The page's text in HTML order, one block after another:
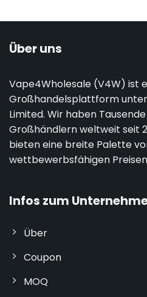
Über uns
Vape4Wholesale (V4W) ist
Großhandelsplattform
Limited. Wir haben
Großhändlern weltweit seit
bieten eine breite Palette
wettbewerbsfähigen
Infos zum
Über
Coupon
MOQ